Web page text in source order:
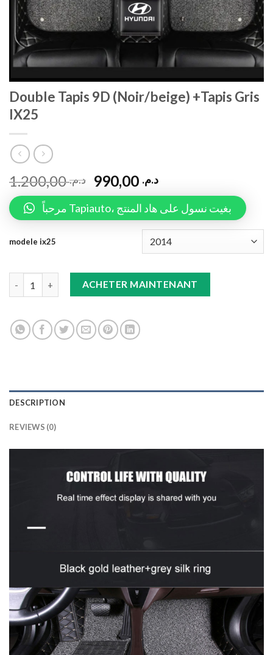
Double Tapis 9D (Noir/beige) +Tapis Gris
IX25
د.م.1.200,00 د.م.
مرحباً Tapiauto، بغيت نسول على هاد المنتج
modele ix25
Double Tapis 9D (Noir/beige) +Tapis Gris IX25 quantity
ACHETER MAINTENANT
DESCRIPTION
REVIEWS (0)